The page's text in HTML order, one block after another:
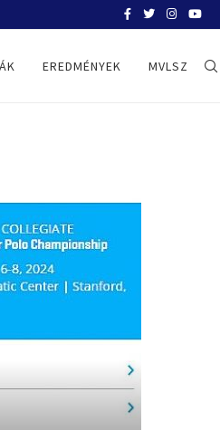
EREDMÉNYEK MVLSZ